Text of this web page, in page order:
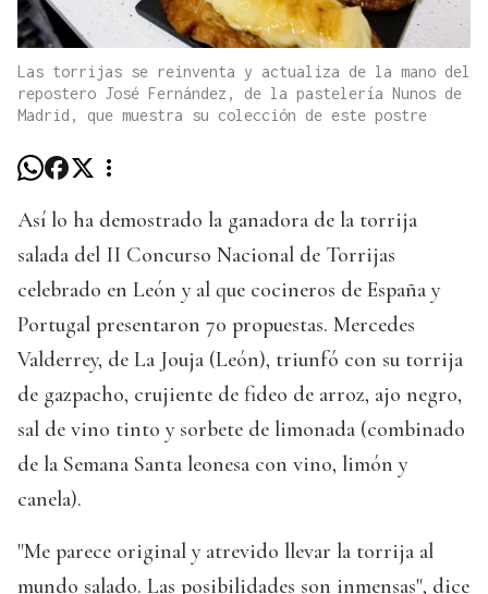
Las torrijas se reinventa y actualiza de la mano del
repostero José Fernández, de la pastelería Nunos de
Madrid, que muestra su colección de este postre
Así lo ha demostrado la ganadora de la torrija
salada del II Concurso Nacional de Torrijas
celebrado en León y al que cocineros de España y
Portugal presentaron 70 propuestas. Mercedes
Valderrey, de La Jouja (León), triunfó con su torrija
de gazpacho, crujiente de fideo de arroz, ajo negro,
sal de vino tinto y sorbete de limonada (combinado
de la Semana Santa leonesa con vino, limón y
canela).
"Me parece original y atrevido llevar la torrija al
mundo salado. Las posibilidades son inmensas", dice